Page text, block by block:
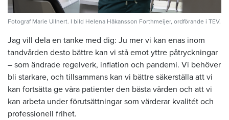
Fotograf Marie Ullnert. I bild Helena Håkansson Forthmeijer, ordförande i TEV.
Jag vill dela en tanke med dig: Ju mer vi kan enas inom
tandvården desto bättre kan vi stå emot yttre påtryckningar
– som ändrade regelverk, inflation och pandemi. Vi behöver
bli starkare, och tillsammans kan vi bättre säkerställa att vi
kan fortsätta ge våra patienter den bästa vården och att vi
kan arbeta under förutsättningar som värderar kvalitét och
professionell frihet.